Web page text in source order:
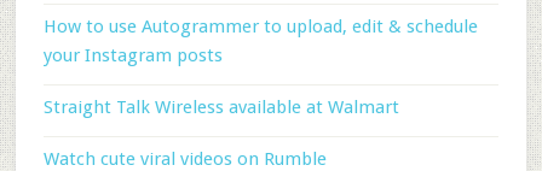
How to use Autogrammer to upload, edit & schedule
your Instagram posts
Straight Talk Wireless available at Walmart
Watch cute viral videos on Rumble